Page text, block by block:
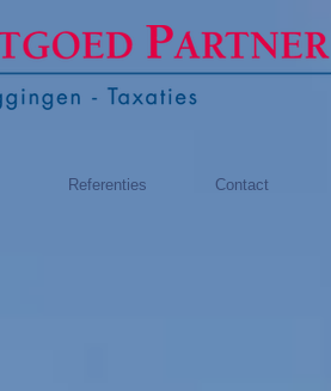
Referenties Contact